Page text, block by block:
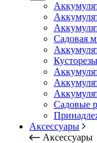
Садовая
Кусторезы
Садовые
Аксессуары
Аксессуары